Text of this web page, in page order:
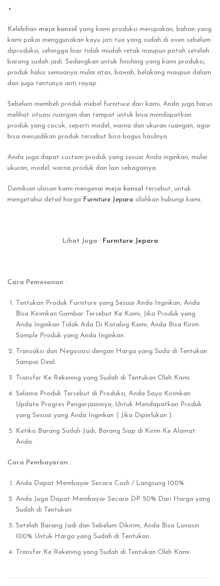
Kelebihan meja konsol yang kami produksi merupakan, bahan yang
kami pakai menggunakan kayu jati tua yang sudah di oven sebelum
diproduksi, sehingga biar tidak mudah retak maupun patah setelah
barang sudah jadi. Sedangkan untuk finishing yang kami produksi,
produk halus semuanya mulai atas, bawah, belakang maupun dalam
dan juga tentunya anti rayap.
Sebelum membeli produk mebel furniture dari kami, Anda juga harus
melihat situasi ruangan dan tempat untuk bisa mendapatkan
produk yang cocok, seperti model, warna dan ukuran ruangan, agar
bisa menjadikan produk tersebut bisa bagus hasilnya.
Anda juga dapat custom produk yang sesuai Anda inginkan, mulai
ukuran, model, warna produk dan lain sebagainya.
Demikian ulasan kami mengenai meja konsol tersebut, untuk
mengetahui detail harga Furniture Jepara silahkan hubungi kami.
Lihat Juga : Furniture Jepara
Cara Pemesanan :
Tentukan Produk Furniture yang Sesuai Anda Inginkan, Anda
Bisa Kirimkan Gambar Tersebut Ke Kami, Jika Produk yang
Anda Inginkan Tidak Ada Di Katalog Kami, Anda Bisa Kirim
Sample Produk yang Anda Inginkan.
Transaksi dan Negosiasi dengan Harga yang Suda di Tentukan
Sampai Deal.
Transfer Ke Rekening yang Sudah di Tentukan Oleh Kami.
Selama Produk Tersebut di Produksi, Anda Saya Kirimkan
Update Progres Pengerjaannya, Untuk Mendapatkan Produk
yang Sesuai yang Anda Inginkan ( Jika Diperlukan ).
Ketika Barang Sudah Jadi, Barang Siap di Kirim Ke Alamat
Anda.
Cara Pembayaran :
Anda Dapat Membayar Secara Cash / Langsung 100%.
Anda Juga Dapat Membayar Secara DP 50% Dari Harga yang
Sudah di Tentukan.
Setelah Barang Jadi dan Sebelum Dikirim, Anda Bisa Lunasin
100% Untuk Harga yang Sudah di Tentukan.
Transfer Ke Rekening yang Sudah di Tentukan Oleh Kami.